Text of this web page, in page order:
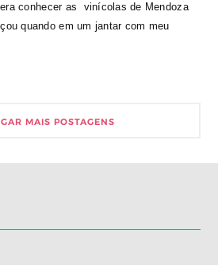
conhecer as vinícolas de Mendoza
quando em um jantar com meu
MAIS POSTAGENS